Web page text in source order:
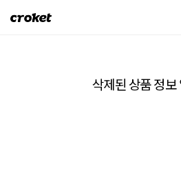
크
삭제된 상품 정보